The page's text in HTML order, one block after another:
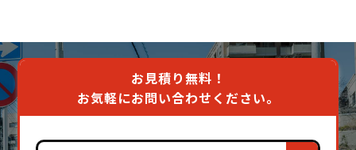
お見積り無料！
お気軽にお問い合わせください。